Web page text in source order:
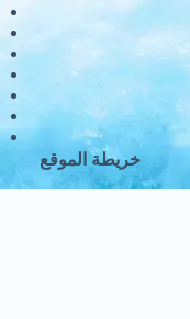
خريطة الموقع